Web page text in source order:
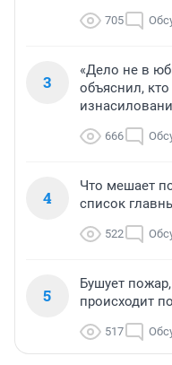
705
3
«Дело не в
объяснил,
666
4
Что мешает
список
522
5
Бушует
происходит
517